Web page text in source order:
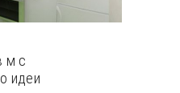
м с
идеи